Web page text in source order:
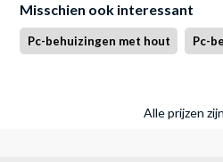
Misschien ook interessant
Pc-behuizingen met hout Pc-
Alle prijzen